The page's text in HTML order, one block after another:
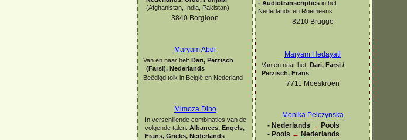
(Afghanistan, India, Pakistan)
3840 Borgloon
Maryam Abdi
Van en naar het: Dari, Perzisch
(Farsi), Nederlands
Beëdigd tolk in België en Nederland
Mimoza Dino
In verschillende combinaties van de
volgende talen: Albanees, Engels,
Frans, Grieks, Nederlands
- Audiotranscripties in het
Nederlands en Roemeens
8210 Brugge
Maryam Hedayati
Van en naar het: Dari, Farsi /
Perzisch, Frans
7711 Moeskroen
Monika Pelczynska
- Nederlands → Pools
- Pools → Nederlands